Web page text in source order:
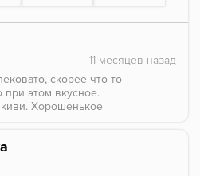
скорее что-то
при этом вкусное.
Хорошенькое